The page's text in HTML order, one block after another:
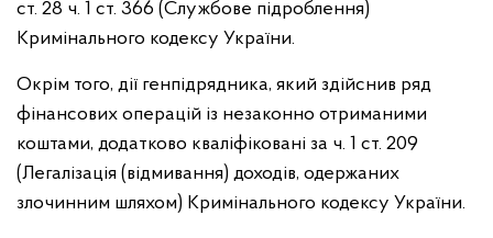
ст. 28 ч. 1 ст. 366 (Службове підроблення)
Кримінального кодексу України.
Окрім того, дії генпідрядника, який здійснив ряд
фінансових операцій із незаконно отриманими
коштами, додатково кваліфіковані за ч. 1 ст. 209
(Легалізація (відмивання) доходів, одержаних
злочинним шляхом) Кримінального кодексу України.